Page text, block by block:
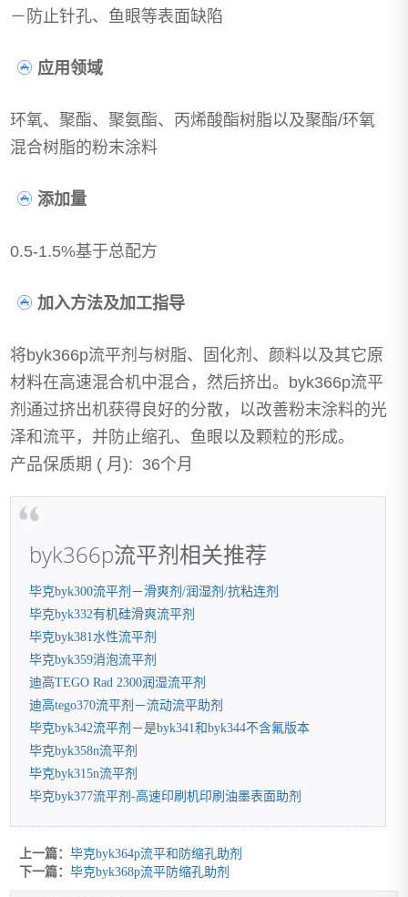
－防止针孔、鱼眼等表面缺陷
应用领域
环氧、聚酯、聚氨酯、丙烯酸酯树脂以及聚酯/环氧
混合树脂的粉末涂料
添加量
0.5-1.5%基于总配方
加入方法及加工指导
将byk366p流平剂与树脂、固化剂、颜料以及其它原
材料在高速混合机中混合，然后挤出。byk366p流平
剂通过挤出机获得良好的分散，以改善粉末涂料的光
泽和流平，并防止缩孔、鱼眼以及颗粒的形成。
产品保质期 ( 月): 36个月
byk366p流平剂相关推荐
毕克byk300流平剂－滑爽剂/润湿剂/抗粘连剂
毕克byk332有机硅滑爽流平剂
毕克byk381水性流平剂
毕克byk359消泡流平剂
迪高TEGO Rad 2300润湿流平剂
迪高tego370流平剂－流动流平助剂
毕克byk342流平剂－是byk341和byk344不含氟版本
毕克byk358n流平剂
毕克byk315n流平剂
毕克byk377流平剂-高速印刷机印刷油墨表面助剂
上一篇：毕克byk364p流平和防缩孔助剂
下一篇：毕克byk368p流平防缩孔助剂